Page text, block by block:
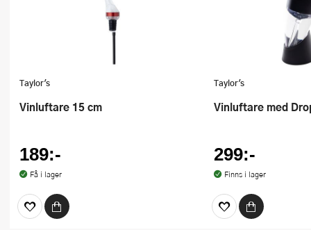
Taylor's
Vinluftare 15 cm
189:-
Få i lager
Taylor's
Vinluftare med
299:-
Finns i lager